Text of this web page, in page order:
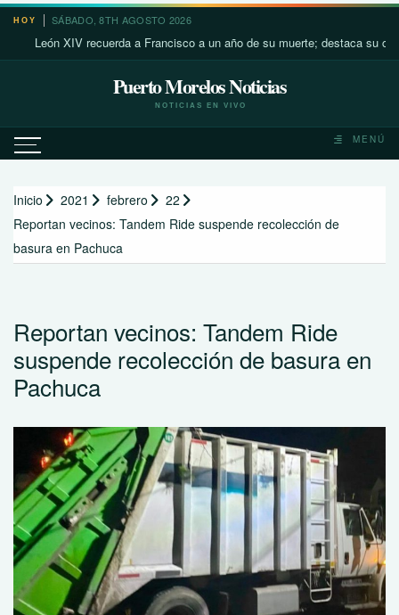
Saltar
contenido
HOY SÁBADO, 8TH AGOSTO 2026
León XIV recuerda a Francisco a un año de su muerte; destaca su
Puerto Morelos Noticias
NOTICIAS EN VIVO
MENÚ
Inicio 2021 febrero
22
Reportan vecinos: Tandem Ride suspende recolección de
basura en Pachuca
Reportan vecinos: Tandem Ride
suspende recolección de basura en
Pachuca